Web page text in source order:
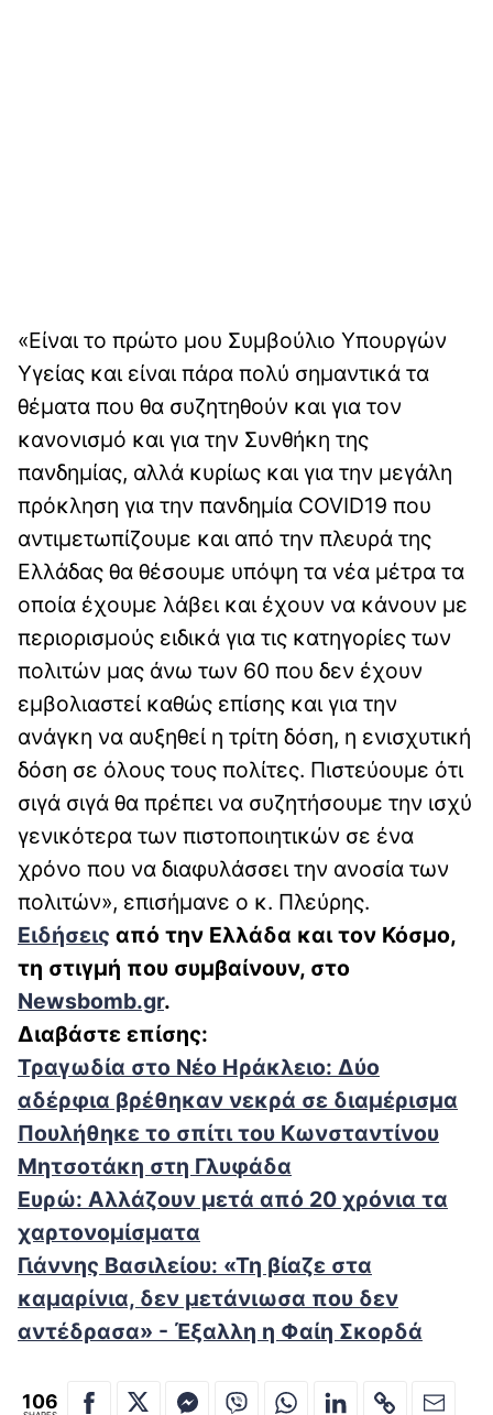
«Eίναι το πρώτο μου Συμβούλιο Υπουργών
Υγείας και είναι πάρα πολύ σημαντικά τα
θέματα που θα συζητηθούν και για τον
κανονισμό και για την Συνθήκη της
πανδημίας, αλλά κυρίως και για την μεγάλη
πρόκληση για την πανδημία COVID19 που
αντιμετωπίζουμε και από την πλευρά της
Ελλάδας θα θέσουμε υπόψη τα νέα μέτρα τα
οποία έχουμε λάβει και έχουν να κάνουν με
περιορισμούς ειδικά για τις κατηγορίες των
πολιτών μας άνω των 60 που δεν έχουν
εμβολιαστεί καθώς επίσης και για την
ανάγκη να αυξηθεί η τρίτη δόση, η ενισχυτική
δόση σε όλους τους πολίτες. Πιστεύουμε ότι
σιγά σιγά θα πρέπει να συζητήσουμε την ισχύ
γενικότερα των πιστοποιητικών σε ένα
χρόνο που να διαφυλάσσει την ανοσία των
πολιτών», επισήμανε ο κ. Πλεύρης.
Ειδήσεις από την Ελλάδα και τον Κόσμο,
τη στιγμή που συμβαίνουν, στο
Newsbomb.gr.
Διαβάστε επίσης:
Τραγωδία στο Νέο Ηράκλειο: Δύο
αδέρφια βρέθηκαν νεκρά σε διαμέρισμα
Πουλήθηκε το σπίτι του Κωνσταντίνου
Μητσοτάκη στη Γλυφάδα
Ευρώ: Αλλάζουν μετά από 20 χρόνια τα
χαρτονομίσματα
Γιάννης Βασιλείου: «Τη βίαζε στα
καμαρίνια, δεν μετάνιωσα που δεν
αντέδρασα» - Έξαλλη η Φαίη Σκορδά
106